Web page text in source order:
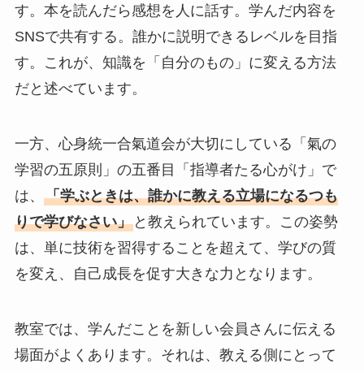
す。本を読んだら感想を人に話す。学んだ内容を
SNSで共有する。誰かに説明できるレベルを目指
す。これが、知識を「自分のもの」に変える方法
だと述べています。
一方、心身統一合氣道会が大切にしている「氣の
学習の五原則」の五番目「指導者たる心がけ」で
は、 「学ぶときは、誰かに教える立場になるつも
りで学びなさい」と教えられています。この姿勢
は、単に技術を習得することを超えて、学びの質
を変え、自己成長を促す大きな力となります。
教室では、学んだことを新しい会員さんに伝える
場面がよくあります。それは、教える側にとって